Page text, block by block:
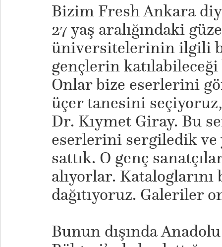
Bizim Fresh Ankara
27 yaş aralığındaki
üniversitelerinin ilgili
gençlerin
Onlar bize eserlerini
üçer tanesini
Dr. Kıymet Giray. Bu
eserlerini sergiledik ve
sattık. O genç
alıyorlar. Kataloglarını
dağıtıyoruz. Galeriler
​Bunun dışında